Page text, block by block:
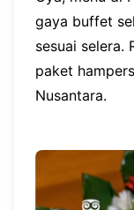
gaya buffet
sesuai selera.
paket
Nusantara.